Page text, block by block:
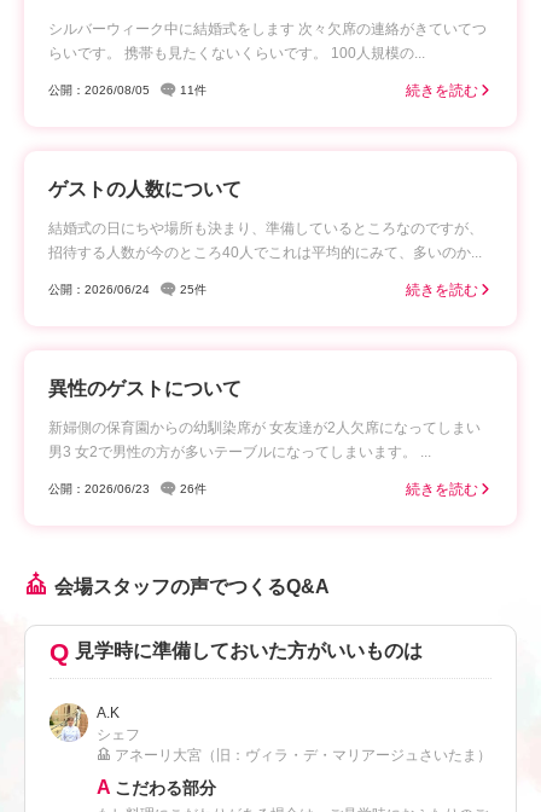
シルバーウィーク中に結婚式をします 次々欠席の連絡がきていてつ
らいです。 携帯も見たくないくらいです。 100人規模の...
公開：2026/08/05 11件 続きを読む
ゲストの人数について
結婚式の日にちや場所も決まり、準備しているところなのですが、
招待する人数が今のところ40人でこれは平均的にみて、多いのか...
公開：2026/06/24 25件 続きを読む
異性のゲストについて
新婦側の保育園からの幼馴染席が 女友達が2人欠席になってしまい
男3 女2で男性の方が多いテーブルになってしまいます。 ...
公開：2026/06/23 26件 続きを読む
会場スタッフの声でつくるQ&A
見学時に準備しておいた方がいいものは
A.K
シェフ
アネーリ大宮（旧：ヴィラ・デ・マリアージュさいたま）
こだわる部分